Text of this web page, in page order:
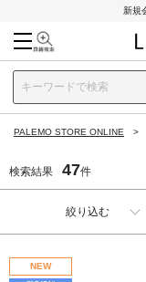
新規
PALEMO STORE ONLINE
検索結果 47件
絞り込む
NEW